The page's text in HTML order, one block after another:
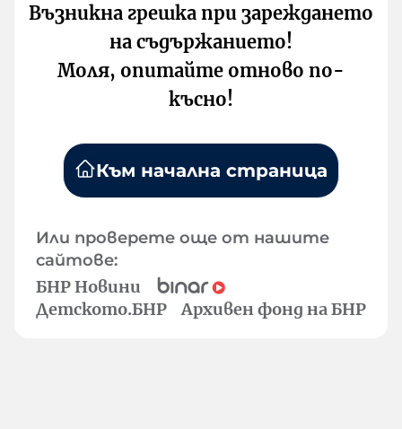
Възникна грешка при зареждането
на съдържанието!
Моля, опитайте отново по-
късно!
Към начална страница
Или проверете още от нашите
сайтове:
БНР Новини
Детското.БНР
Архивен фонд на БНР